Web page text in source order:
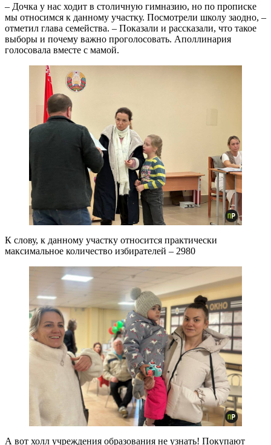
– Дочка у нас ходит в столичную гимназию, но по прописке
мы относимся к данному участку. Посмотрели школу заодно, –
отметил глава семейства. – Показали и рассказали, что такое
выборы и почему важно проголосовать. Аполлинария
голосовала вместе с мамой.
К слову, к данному участку относится практически
максимальное количество избирателей – 2980
А вот холл учреждения образования не узнать! Покупают